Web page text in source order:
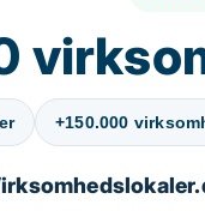
+150.000